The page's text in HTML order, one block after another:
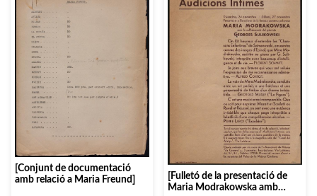
[Conjunt de documentació
amb relació a Maria Freund]
[Fulletó de la presentació de
Maria Modrakowska amb